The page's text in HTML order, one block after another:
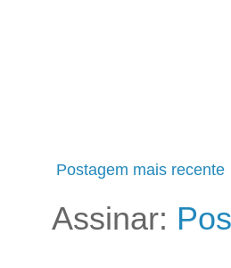
Postagem mais recente
Assinar: